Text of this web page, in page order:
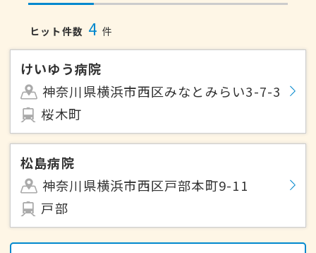
ヒット件数 4 件
けいゆう病院
神奈川県横浜市西区みなとみらい3-7-3
桜木町
松島病院
神奈川県横浜市西区戸部本町9-11
戸部